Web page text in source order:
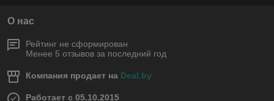
О нас
Рейтинг не сформирован
Менее 5 отзывов за последний год
Компания продает на Deal.by
Работает с 05.10.2015